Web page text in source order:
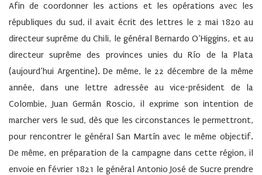
Afin de coordonner les actions et les opérations avec les
républiques du sud, il avait écrit des lettres le 2 mai 1820 au
directeur suprême du Chili, le général Bernardo O’Higgins, et au
directeur suprême des provinces unies du Río de la Plata
(aujourd’hui Argentine). De même, le 22 décembre de la même
année, dans une lettre adressée au vice-président de la
Colombie, Juan Germán Roscio, il exprime son intention de
marcher vers le sud, dès que les circonstances le permettront,
pour rencontrer le général San Martín avec le même objectif.
De même, en préparation de la campagne dans cette région, il
envoie en février 1821 le général Antonio José de Sucre prendre